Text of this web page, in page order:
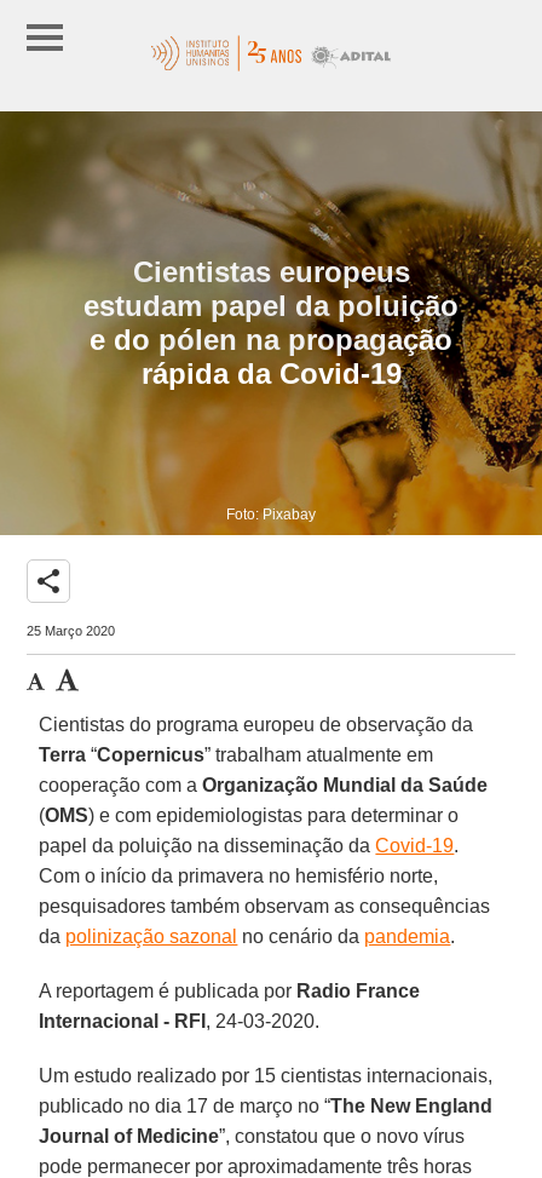
Cientistas europeus
estudam papel da poluição
e do pólen na propagação
rápida da Covid-19
Foto: Pixabay
share
25 Março 2020
Cientistas do programa europeu de observação da
Terra“Copernicus” trabalham atualmente em
cooperação com aOrganização Mundial da Saúde
(OMS) e com epidemiologistas para determinar o
papel da poluição na disseminação daCovid-19.
Com o início da primavera no hemisfério norte,
pesquisadores também observam as consequências
da polinização sazonal no cenário da pandemia.
A reportagem é publicada por Radio France
Internacional - RFI , 24-03-2020.
Um estudo realizado por 15 cientistas internacionais,
publicado no dia 17 de março no “The New England
Journal of Medicine”, constatou que o novo vírus
pode permanecer por aproximadamente três horas